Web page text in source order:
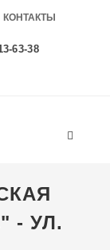
КОНТАКТЫ
63-38
- УЛ.